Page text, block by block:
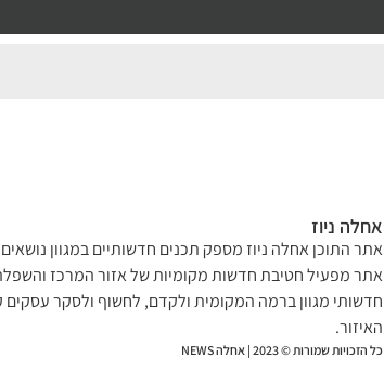
אחלה ניוז
אתר התוכן אחלה ניוז מספק תכנים חדשותיים במגוון
אתר מפעיל חטיבת חדשות מקומיות של אזור המרכז
חדשותי מגוון ברמה המקומית ולקדם, לחשוף ולסקר
האיזור.
כל הזכויות שמורות © 2023 | אחלה NEWS